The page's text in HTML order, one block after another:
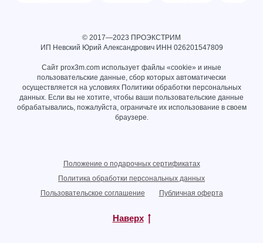
© 2017—2023 ПРОЭКСТРИМ
ИП Невский Юрий Александрович ИНН 026201547809
Сайт prox3m.com использует файлы «cookie» и иные
пользовательские данные, сбор которых автоматически
осуществляется на условиях Политики обработки персональных
данных . Если вы не хотите, чтобы ваши пользовательские данные
обрабатывались, пожалуйста, ограничьте их использование в своем
браузере.
Положение о подарочных сертификатах
Политика обработки персональных данных
Пользовательское соглашение
Публичная оферта
Наверх